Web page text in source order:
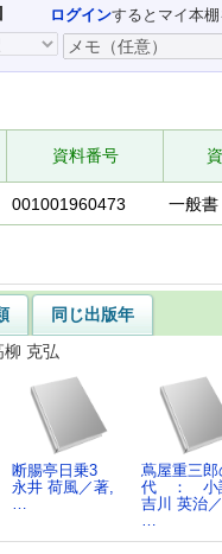
ログインするとマイ本棚
資料番号
001001960473 一般書
同じ出版年
克弘
断腸亭日乗3
永井 荷風／著,
…
蔦屋重三郎
代 ： 小
吉川 英治
…